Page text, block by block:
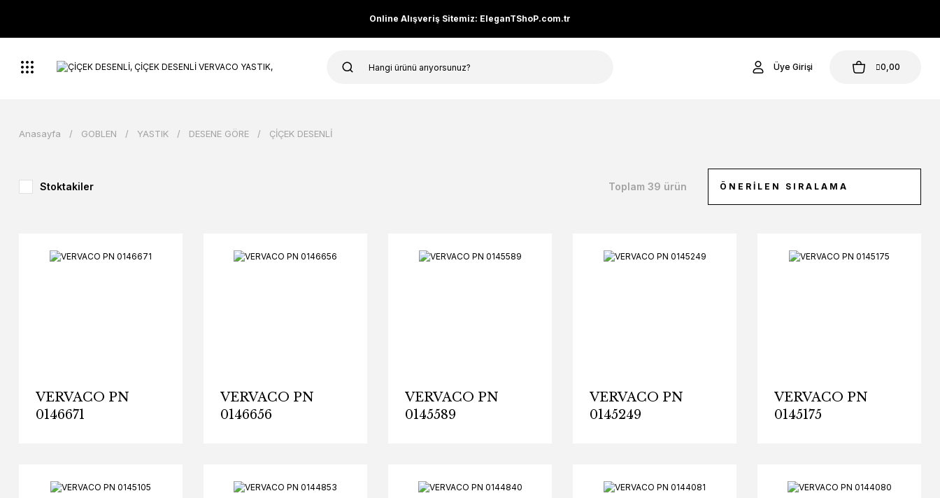
Online Alışveriş Sitemiz: EleganTShoP.com.tr
Üye Girişi 0,00
Anasayfa GOBLEN YASTIK DESENE GÖRE ÇİÇEK DESENLİ
Stoktakiler Toplam 39 ürün
VERVACO PN
0146671
VERVACO PN
0146656
VERVACO PN
0145589
VERVACO PN
0145249
VERVACO PN
0145175